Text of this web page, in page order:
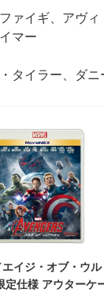
ァイギ、アヴィ
マー
タイラー、ダニ
イジ・オブ・ウ
定仕様 アウターケ